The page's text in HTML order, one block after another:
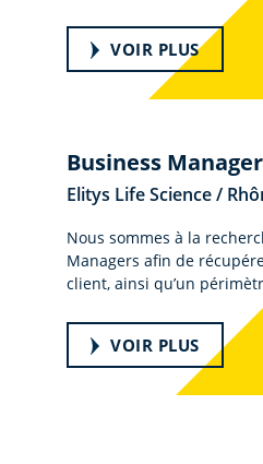
VOIR PLUS
Business
Elitys Life Science /
Nous sommes à la
Managers afin de
client, ainsi qu’un
VOIR PLUS